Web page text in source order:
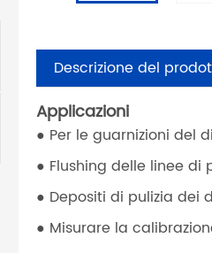
Descrizione del
Applicazioni
● Per le guarnizioni del
● Flushing delle linee
● Depositi di pulizia dei
● Misurare la